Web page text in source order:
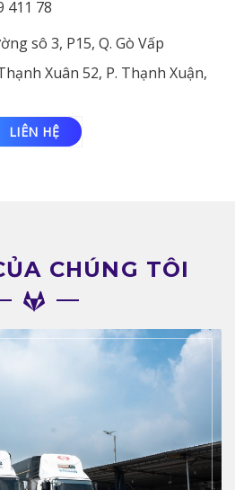
411 78
sô 3, P15, Q. Gò Vấp
Xuân 52, P. Thạnh Xuận,
LIÊN HỆ
CHÚNG TÔI